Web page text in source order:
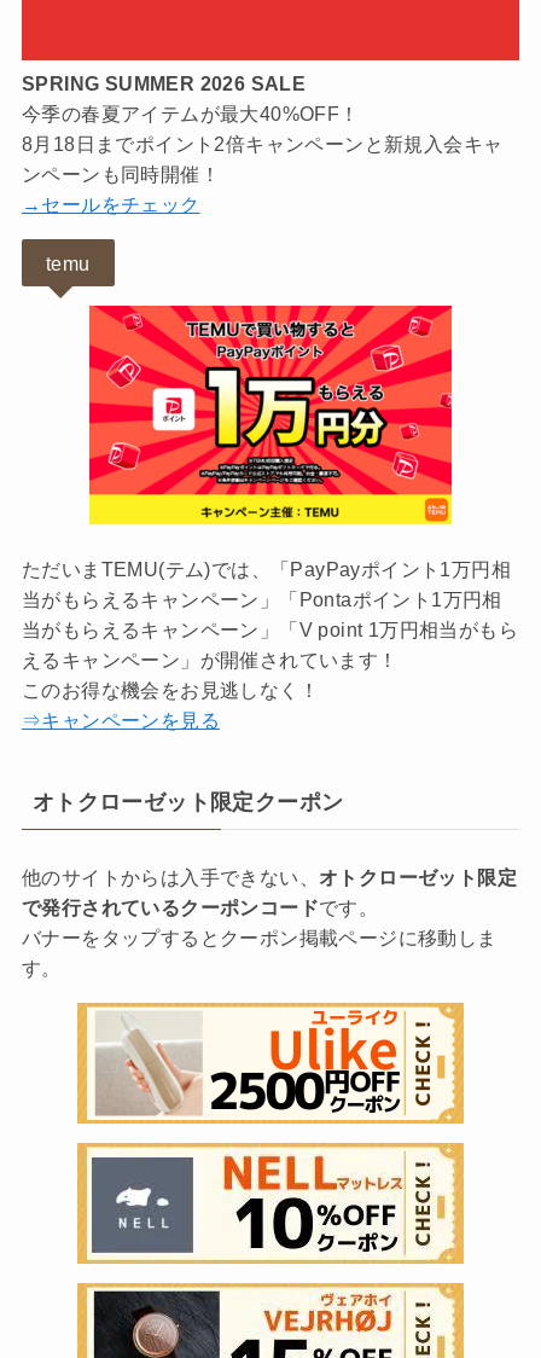
SPRING SUMMER 2026 SALE
今季の春夏アイテムが最大40%OFF！
8月18日までポイント2倍キャンペーンと新規入会キャ
ンペーンも同時開催！
→セールをチェック
temu
ただいまTEMU(テム)では、「PayPayポイント1万円相
当がもらえるキャンペーン」「Pontaポイント1万円相
当がもらえるキャンペーン」「V point 1万円相当がもら
えるキャンペーン」が開催されています！
このお得な機会をお見逃しなく！
⇒キャンペーンを見る
オトクローゼット限定クーポン
他のサイトからは入手できない、 オトクローゼット限定
で発行されているクーポンコードです。
バナーをタップするとクーポン掲載ページに移動しま
す。